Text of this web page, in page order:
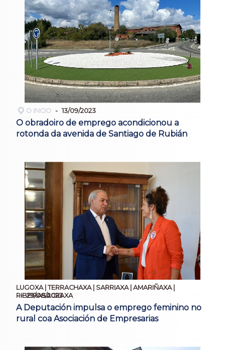
O INCIO 13/09/2023
O obradoiro de emprego acondicionou a
rotonda da avenida de Santiago de Rubián
LUGOXA | TERRACHAXA | SARRIAXA | AMARIÑAXA |
RIBEIRASACRAXA
29/08/2023
A Deputación impulsa o emprego feminino no
rural coa Asociación de Empresarias